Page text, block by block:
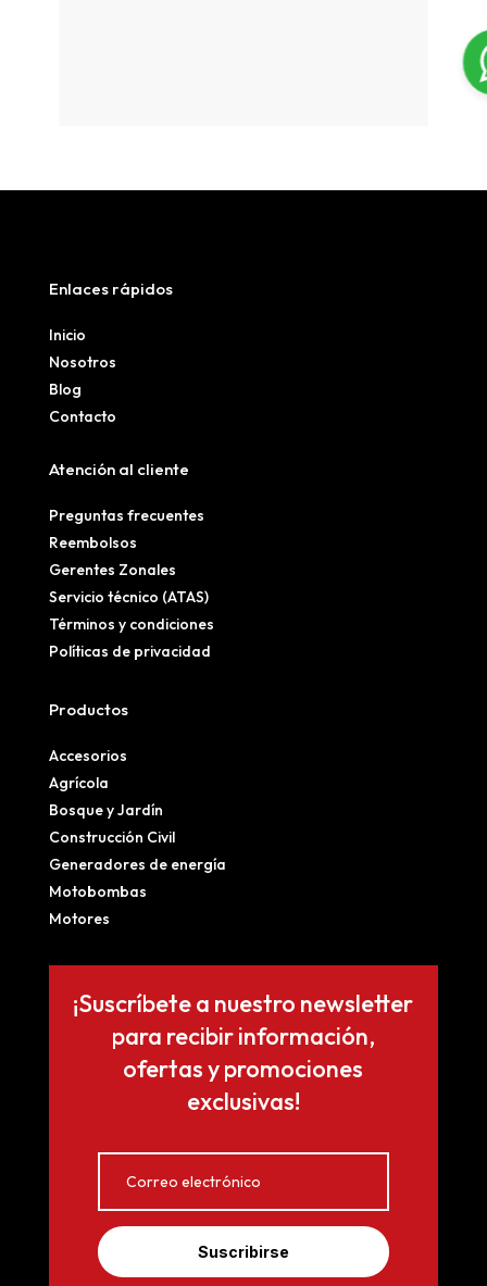
Enlaces rápidos
Inicio
Nosotros
Blog
Contacto
Atención al cliente
Preguntas frecuentes
Reembolsos
Gerentes Zonales
Servicio técnico (ATAS)
Términos y condiciones
Políticas de privacidad
Productos
Accesorios
Agrícola
Bosque y Jardín
Construcción Civil
Generadores de energía
Motobombas
Motores
¡Suscríbete a nuestro newsletter
para recibir información,
ofertas y promociones
exclusivas!
Suscribirse